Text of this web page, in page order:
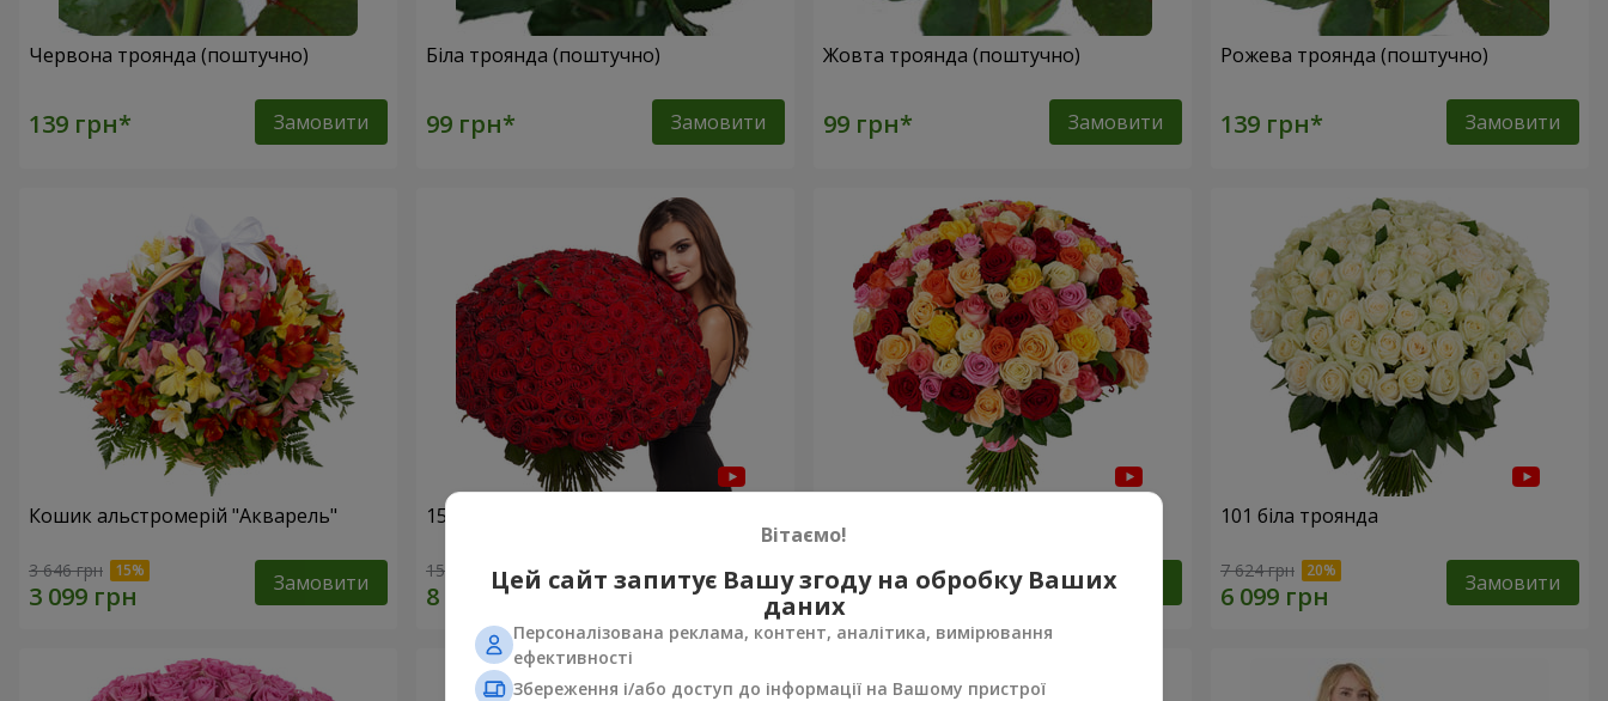
Червона троянда (поштучно)
Замовити
Біла троянда (поштучно)
Замовити
Жовта троянда (поштучно)
Замовити
Рожева троянда (поштучно)
Замовити
Кошик альстромерій "Акварель"
3 646 грн Замовити
151 червона троянда
15 744 грн Замовити 9 383 грн Замовити
101 біла троянда
7 624 грн Замовити
Вітаємо!
Цей сайт запитує Вашу згоду на обробку Ваших
даних
Персоналізована реклама, контент, аналітика, вимірювання
ефективності
Збереження і/або доступ до інформації на Вашому пристрої